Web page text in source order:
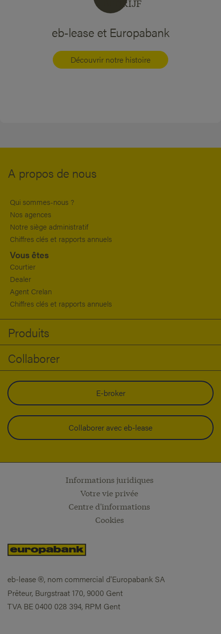
eb-lease et Europabank
Découvrir notre histoire
A propos de nous
Qui sommes-nous ?
Nos agences
Notre siège administratif
Chiffres clés et rapports annuels
Vous êtes
Courtier
Dealer
Agent Crelan
Chiffres clés et rapports annuels
Produits
Collaborer
E-broker
Collaborer avec eb-lease
eb-lease ®, nom commercial d'Europabank SA
Prêteur, Burgstraat 170, 9000 Gent
TVA BE 0400 028 394, RPM Gent
Informations juridiques
Votre vie privée
Centre d'informations
Cookies